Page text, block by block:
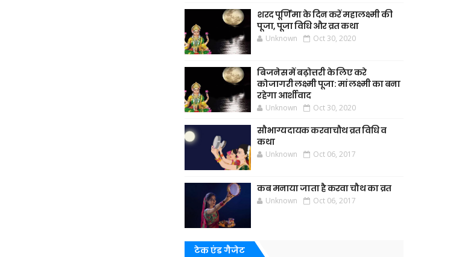
शरद पूर्णिमा के दिन करें महालक्ष्मी की
पूजा, पूजा विधि और व्रत कथा
Unknown Oct 30, 2020
बिजनेस में बढ़ोत्तरी के लिए करे
कोजागरी लक्ष्मी पूजा: मां लक्ष्मी का बना
रहेगा आर्शीवाद
Unknown Oct 30, 2020
सौभाग्यदायक करवाचौथ व्रत विधि व
कथा
Unknown Oct 06, 2017
कब मनाया जाता है करवा चौथ का व्रत
Unknown Oct 06, 2017
टेक एंड गैजेट